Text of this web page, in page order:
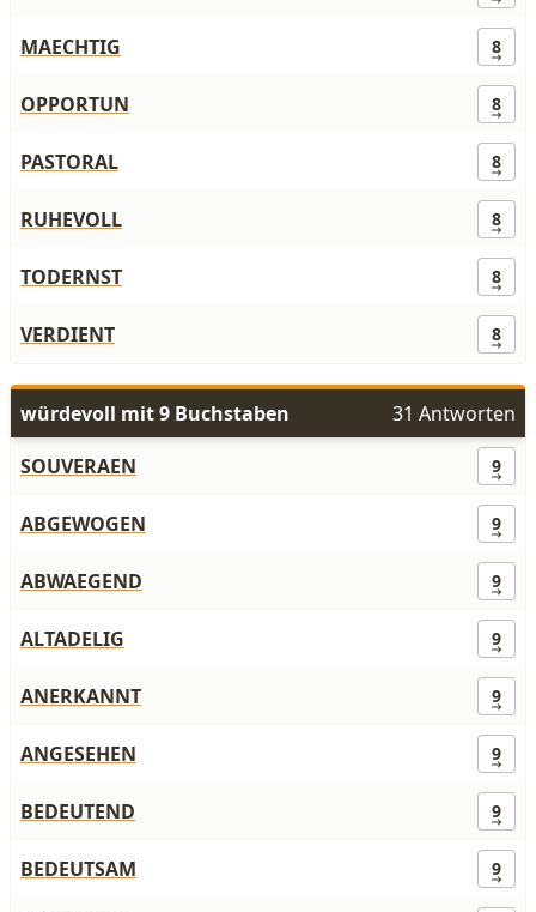
MAECHTIG 8
OPPORTUN 8
PASTORAL 8
RUHEVOLL 8
TODERNST 8
VERDIENT 8
würdevoll mit 9 Buchstaben
31 Antworten
SOUVERAEN
9
ABGEWOGEN 9
ABWAEGEND 9
ALTADELIG 9
ANERKANNT 9
ANGESEHEN 9
BEDEUTEND 9
BEDEUTSAM 9